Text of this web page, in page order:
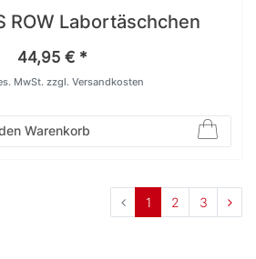
ROW Labortäschchen
44,95 € *
Warenkorb
MwSt. zzgl. Versandkosten
1 2 3